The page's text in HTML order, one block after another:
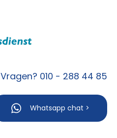
Vragen? 010 - 288 44 85
Whatsapp chat >